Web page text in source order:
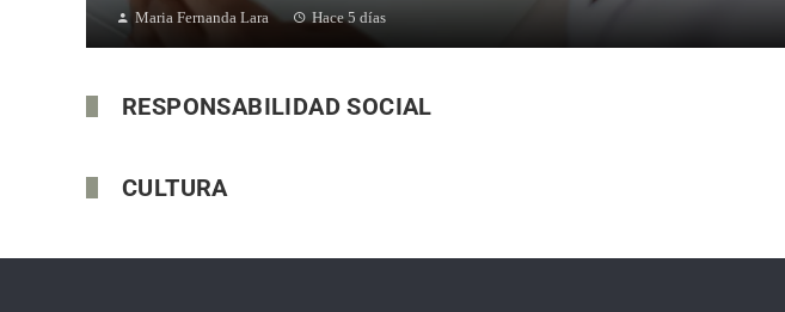
Maria Fernanda Lara Hace 5 días
RESPONSABILIDAD SOCIAL
CULTURA